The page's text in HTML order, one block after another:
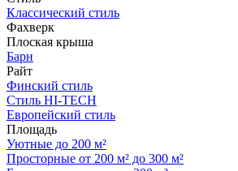
Классический стиль
Фахверк
Плоская крыша
Барн
Райт
Финский стиль
Стиль HI-TECH
Европейский стиль
Площадь
Уютные до 200 м²
Просторные от 200 м² до 300 м²